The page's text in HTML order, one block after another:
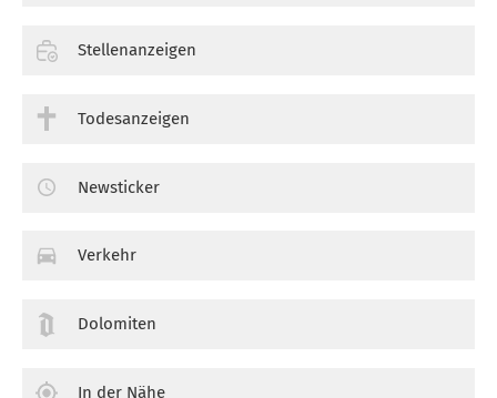
Stellenanzeigen
Todesanzeigen
Newsticker
Verkehr
Dolomiten
In der Nähe